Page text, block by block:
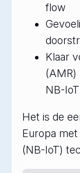
flow
Klaar
(AMR)
NB-IoT
Het is de
Europa
(NB-IoT)